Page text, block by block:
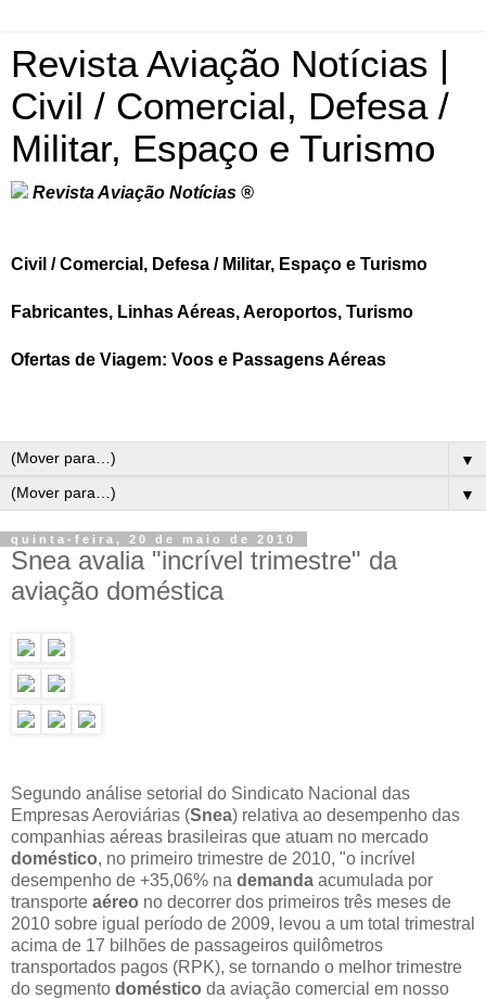
Revista Aviação Notícias |
Civil / Comercial, Defesa /
Militar, Espaço e Turismo
Revista Aviação Notícias ®
Civil / Comercial, Defesa / Militar, Espaço e Turismo
Fabricantes, Linhas Aéreas, Aeroportos, Turismo
Ofertas de Viagem: Voos e Passagens Aéreas
▼
▼
quinta-feira, 20 de maio de 2010
Snea avalia "incrível trimestre" da
aviação doméstica
Segundo análise setorial do Sindicato Nacional das
Empresas Aeroviárias (Snea) relativa ao desempenho das
companhias aéreas brasileiras que atuam no mercado
doméstico, no primeiro trimestre de 2010, "o incrível
desempenho de +35,06% na demanda acumulada por
transporte aéreo no decorrer dos primeiros três meses de
2010 sobre igual período de 2009, levou a um total trimestral
acima de 17 bilhões de passageiros quilômetros
transportados pagos (RPK), se tornando o melhor trimestre
do segmento doméstico da aviação comercial em nosso